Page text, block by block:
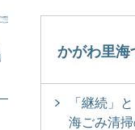
かがわ里海
「継続」
海ごみ清